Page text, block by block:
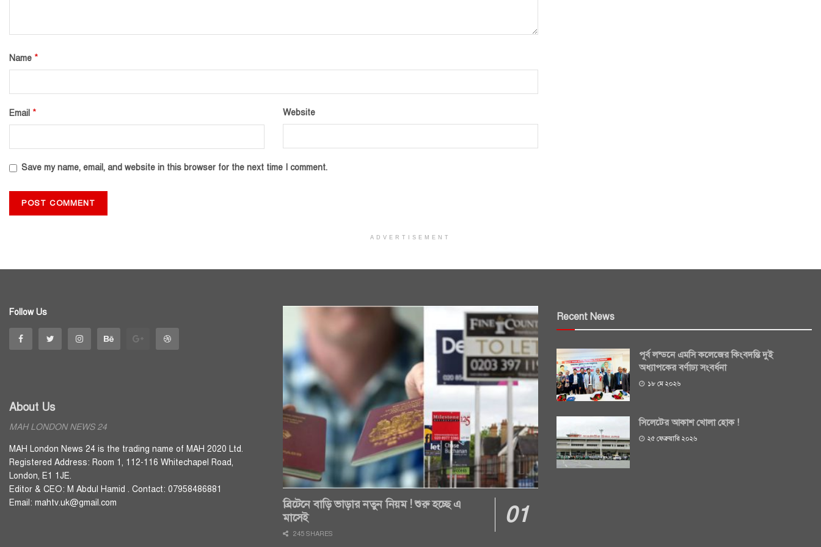
Name *
Email * Website
Save my name, email, and website in this browser for the next time I comment.
ADVERTISEMENT
Follow Us
About Us
MAH LONDON NEWS 24
MAH London News 24 is the trading name of MAH 2020 Ltd.
Registered Address: Room 1, 112-116 Whitechapel Road,
London, E1 1JE.
Editor & CEO: M Abdul Hamid . Contact: 07958486881
Email: mahtv.uk@gmail.com
ব্রিটেনে বাড়ি ভাড়ার নতুন নিয়ম ! শুরু হচ্ছে এ
মাসেই
245 SHARES
Recent News
পূর্ব লন্ডনে এমসি কলেজের কিংবদন্তি দুই
অধ্যাপকের বর্ণাঢ্য সংবর্ধনা
১৮ মে ২০২৬
সিলেটের আকাশ খোলা হোক !
২৫ ফেব্রুয়ারি ২০২৬